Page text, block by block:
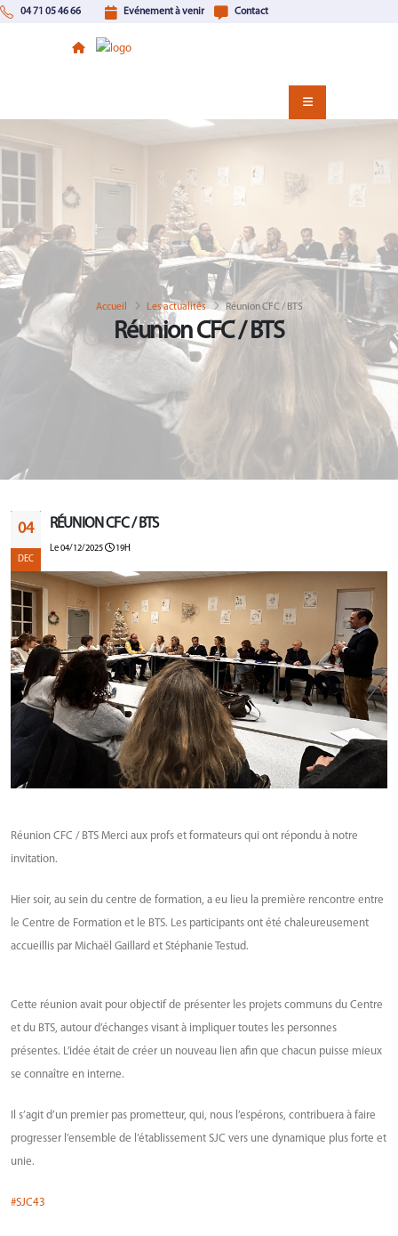
04 71 05 46 66 Evénement à venir Contact
Réunion CFC / BTS
Accueil Les actualités Réunion CFC / BTS
04
DEC
RÉUNION CFC / BTS
Le 04/12/2025 19H
Réunion CFC / BTS Merci aux profs et formateurs qui ont répondu à notre
invitation.
Hier soir, au sein du centre de formation, a eu lieu la première rencontre entre
le Centre de Formation et le BTS. Les participants ont été chaleureusement
accueillis par Michaël Gaillard et Stéphanie Testud.
Cette réunion avait pour objectif de présenter les projets communs du Centre
et du BTS, autour d’échanges visant à impliquer toutes les personnes
présentes. L’idée était de créer un nouveau lien afin que chacun puisse mieux
se connaître en interne.
Il s’agit d’un premier pas prometteur, qui, nous l’espérons, contribuera à faire
progresser l’ensemble de l’établissement SJC vers une dynamique plus forte et
unie.
#SJC43